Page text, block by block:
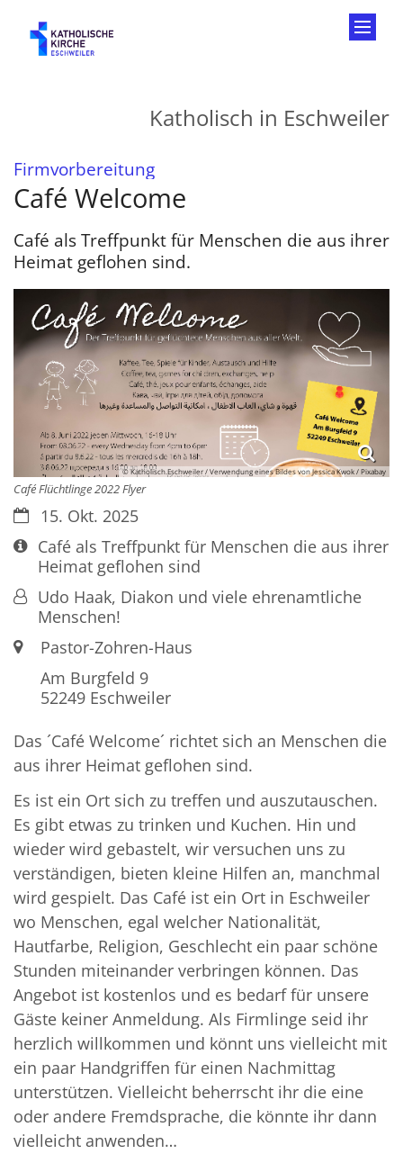
Katholisch in Eschweiler
Firmvorbereitung:
Café Welcome
Café als Treffpunkt für Menschen die aus ihrer
Heimat geflohen sind.
© Katholisch.Eschweiler / Verwendung eines Bildes von Jessica Kwok / Pixabay
Café Flüchtlinge 2022 Flyer
Datum:15. Okt. 2025
Art bzw. Nummer:
Café als Treffpunkt für Menschen die aus ihrer
Heimat geflohen sind
Von:Udo Haak, Diakon und viele ehrenamtliche
Menschen!
Ort: Pastor-Zohren-Haus
Am Burgfeld 9
52249 Eschweiler
Das ´Café Welcome´ richtet sich an Menschen die
aus ihrer Heimat geflohen sind.
Es ist ein Ort sich zu treffen und auszutauschen.
Es gibt etwas zu trinken und Kuchen. Hin und
wieder wird gebastelt, wir versuchen uns zu
verständigen, bieten kleine Hilfen an, manchmal
wird gespielt. Das Café ist ein Ort in Eschweiler
wo Menschen, egal welcher Nationalität,
Hautfarbe, Religion, Geschlecht ein paar schöne
Stunden miteinander verbringen können. Das
Angebot ist kostenlos und es bedarf für unsere
Gäste keiner Anmeldung. Als Firmlinge seid ihr
herzlich willkommen und könnt uns vielleicht mit
ein paar Handgriffen für einen Nachmittag
unterstützen. Vielleicht beherrscht ihr die eine
oder andere Fremdsprache, die könnte ihr dann
vielleicht anwenden…